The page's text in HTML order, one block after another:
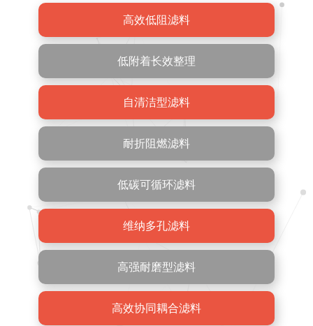
高效低阻滤料
低附着长效整理
自清洁型滤料
耐折阻燃滤料
低碳可循环滤料
维纳多孔滤料
高强耐磨型滤料
高效协同耦合滤料